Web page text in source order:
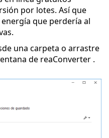
por lotes. Así que
que perdería al
una carpeta o arrastre
de reaConverter .